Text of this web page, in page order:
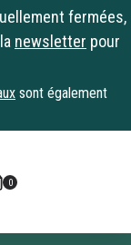
fermées,
newsletter pour
sont également
0